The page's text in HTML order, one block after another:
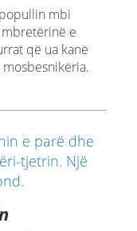
mbi
e
që ua kanë